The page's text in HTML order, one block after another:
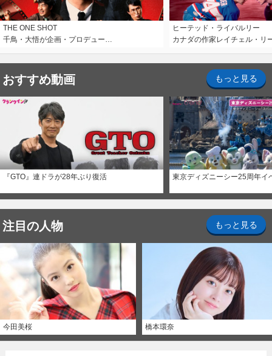
THE ONE SHOT
千鳥・大悟が企画・プロデュー…
ヒーテッド・ライバルリー
カナダの作家レイチェル・リ
おすすめ動画 もっと見る
『GTO』連ドラが28年ぶり復活 東京ディズニーシー25周年イ
注目の人物 もっと見る
今田美桜 橋本環奈